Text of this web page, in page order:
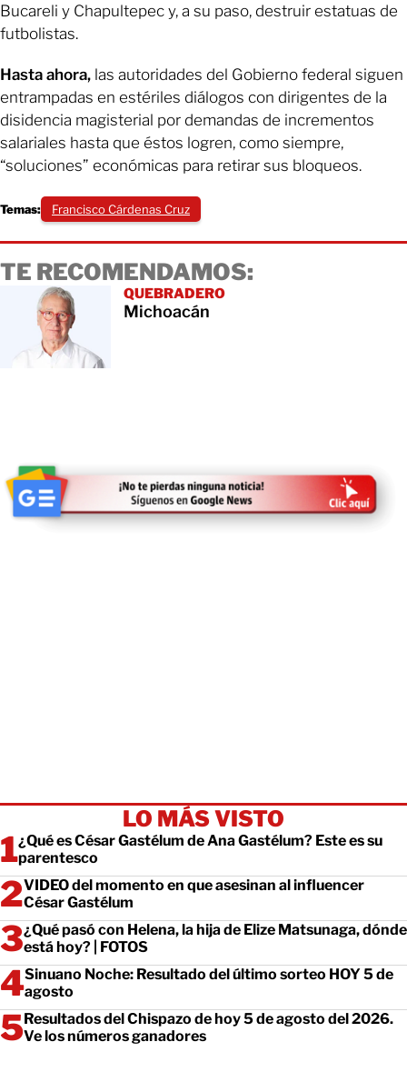
Bucareli y Chapultepec y, a su paso, destruir estatuas de
futbolistas.
Hasta ahora, las autoridades del Gobierno federal siguen
entrampadas en estériles diálogos con dirigentes de la
disidencia magisterial por demandas de incrementos
salariales hasta que éstos logren, como siempre,
“soluciones” económicas para retirar sus bloqueos.
Temas: Francisco Cárdenas Cruz
TE RECOMENDAMOS:
QUEBRADERO
Michoacán
LO MÁS VISTO
¿Qué es César Gastélum de Ana Gastélum? Este es su
parentesco
VIDEO del momento en que asesinan al influencer
César Gastélum
¿Qué pasó con Helena, la hija de Elize Matsunaga, dónde
está hoy? | FOTOS
Sinuano Noche: Resultado del último sorteo HOY 5 de
agosto
Resultados del Chispazo de hoy 5 de agosto del 2026.
Ve los números ganadores